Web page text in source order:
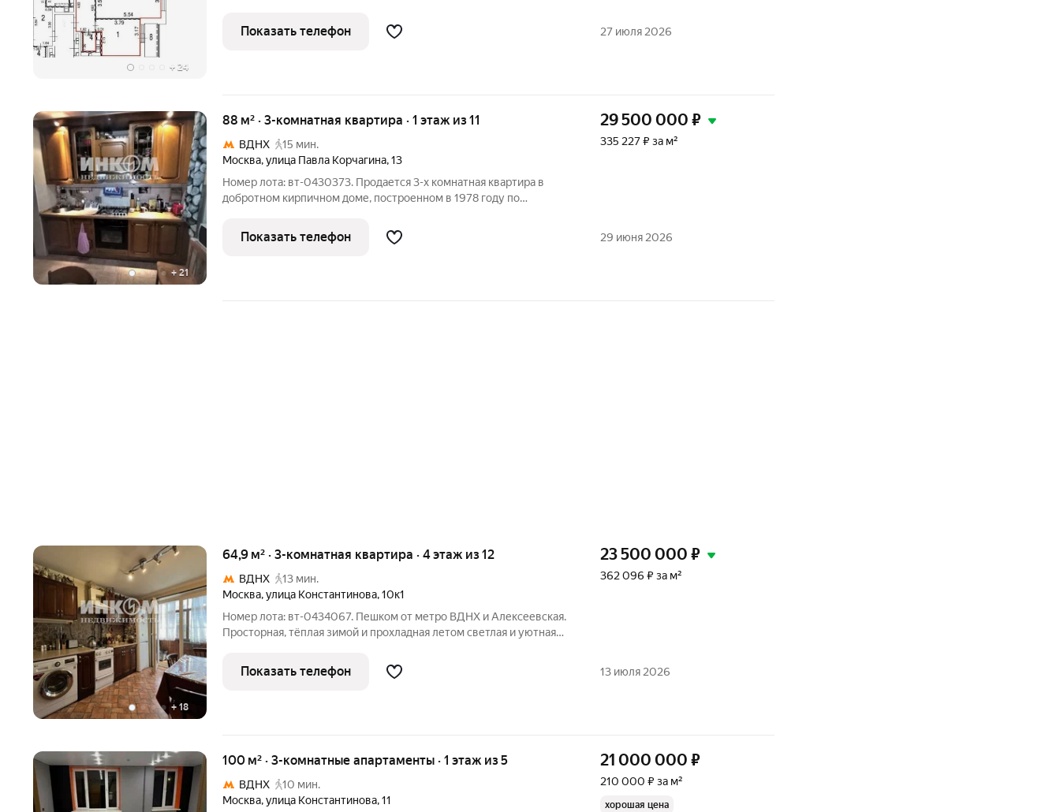
+ 24
Один взрослый собственник. Есть возможность купить машино-
место!
Показать телефон 27 июля 2026
+ 21
88 м² · 3-комнатная квартира · 1 этаж из 11
ВДНХ
15 мин.
Москва,улица Павла Корчагина,13
Номер лота: вт-0430373. Продается 3-х комнатная квартира в
добротном кирпичном доме, построенном в 1978 году по
добавляет пространству ощущение комфорта. Просторные
изолированные комнаты, в двух
29 500 000 ₽
335 227 ₽ за м²
Показать телефон 29 июня 2026
+18
64,9 м² · 3-комнатная квартира · 4 этаж из 12
ВДНХ
13 мин.
Москва,улица Константинова,10к1
Номер лота: вт-0434067. Пешком от метро ВДНХ и Алексеевская.
Просторная, тёплая зимой и прохладная летом светлая и уютная
двумя балконами. В доме после капитального ремонта! Большой
23 500 000 ₽
362 096 ₽ за м²
Показать телефон 13 июля 2026
100 м² · 3-комнатные апартаменты · 1 этаж из 5
ВДНХ
10 мин.
Москва,улица Константинова,11
21 000 000 ₽
210 000 ₽ за м²
хорошая цена